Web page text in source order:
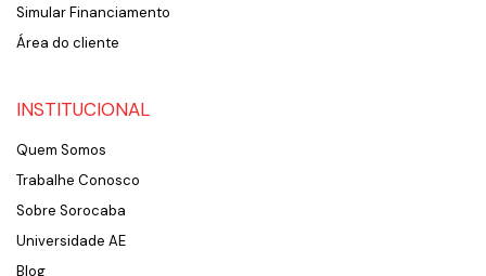
Simular Financiamento
Área do cliente
INSTITUCIONAL
Quem Somos
Trabalhe Conosco
Sobre Sorocaba
Universidade AE
Blog